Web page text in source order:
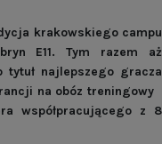
krakowskiego campu
E11. Tym razem aż
tytuł najlepszego gracza
na obóz treningowy
współpracującego z 8